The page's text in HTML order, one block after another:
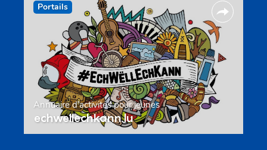
Portails
Annuaire d’activités pour jeunes
echwellechkann.lu